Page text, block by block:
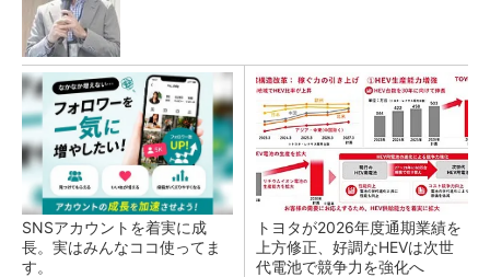
SNSアカウントを着実に成
長。実はみんなココ使ってま
す。
トヨタが2026年度通期業績を
上方修正、好調なHEVは次世
代電池で競争力を強化へ